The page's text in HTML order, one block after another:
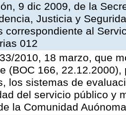
9 dic 2009, de la
Justicia y
correspondiente al
012
2010, 18 marzo, que
(BOC 166,
los sistemas de
del servicio público y
la Comunidad